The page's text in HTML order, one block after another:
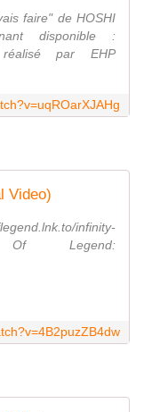
faire" de HOSHI
disponible :
réalisé par EHP
Video)
infinity-
Legend: